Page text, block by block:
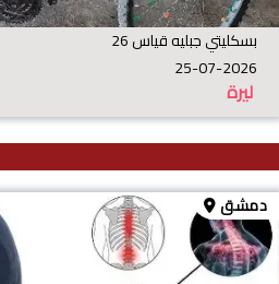
بسكليتي جبليه قياس 26
25-07-2026
ليرة
دمشق